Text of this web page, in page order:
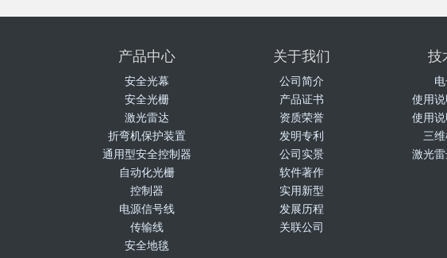
产品中心
安全光幕
安全光栅
激光雷达
折弯机保护装置
通用型安全控制器
自动化光栅
控制器
电源信号线
传输线
安全地毯
关于我们
公司简介
产品证书
资质荣誉
发明专利
公司实景
软件著作
实用新型
发展历程
关联公司
技
使用说
使用说
三
激光